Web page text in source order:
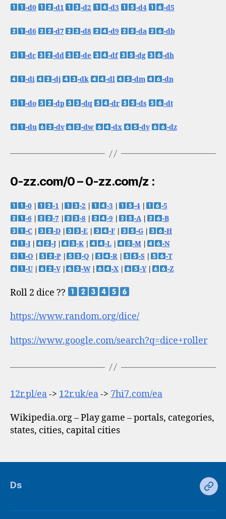
-d0 -d1 -d2 -d3 -d4 -d5
-d6 -d7 -d8 -d9 -da -db
-dc -dd -de -df -dg -dh
-di -dj -dk -dl -dm -dn
-do -dp -dq -dr -ds -dt
-du -dv -dw -dx -dy -dz
0-zz.com/0 – 0-zz.com/z :
-0 -1 -2 -3 -4|
-5
-6
-7 -8 -9 -A|
-B
-C| -D| -E -F -G|
-H
-I| -J| -K -L -M|
-N
-O
-P| -Q -R -S|
-T
-U| -V| -W| -X -Y| -Z
Roll 2 dice ??
https://www.random.org/dice/
https://www.google.com/search?q=dice+roller
12r.pl/ea-> 12r.uk/ea-> 7hi7.com/ea
Wikipedia.org – Play game – portals, categories,
states, cities, capital cities
Ds
Ds